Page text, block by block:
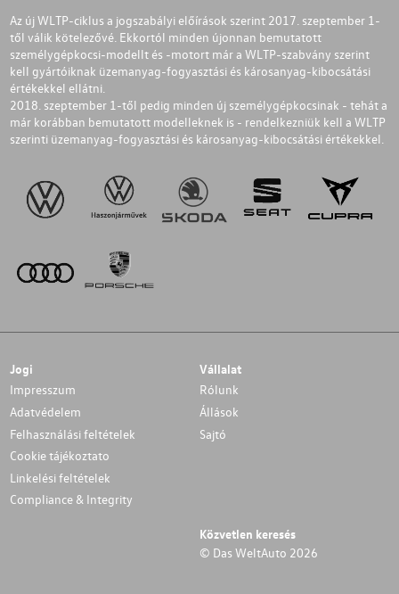
Az új WLTP-ciklus a jogszabályi előírások szerint 2017. szeptember 1-
től válik kötelezővé. Ekkortól minden újonnan bemutatott
személygépkocsi-modellt és -motort már a WLTP-szabvány szerint
kell gyártóiknak üzemanyag-fogyasztási és károsanyag-kibocsátási
értékekkel ellátni.
2018. szeptember 1-től pedig minden új személygépkocsinak - tehát a
már korábban bemutatott modelleknek is - rendelkezniük kell a WLTP
szerinti üzemanyag-fogyasztási és károsanyag-kibocsátási értékekkel.
Jogi
Impresszum
Adatvédelem
Felhasználási feltételek
Cookie tájékoztato
Linkelési feltételek
Compliance & Integrity
Vállalat
Rólunk
Állások
Sajtó
Közvetlen keresés
© Das WeltAuto 2026